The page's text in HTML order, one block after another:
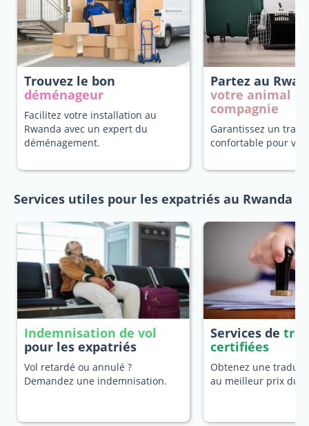
Trouvez le bon
déménageur
Facilitez votre installation au
Rwanda avec un expert du
déménagement.
Partez au
votre animal de
compagnie
Garantissez un
confortable pour
Services utiles pour les expatriés au Rwanda
Indemnisation de vol
pour les expatriés
Vol retardé ou annulé ?
Demandez une indemnisation.
Services de
certifiées
Obtenez une
au meilleur prix du